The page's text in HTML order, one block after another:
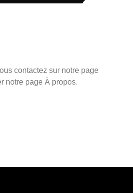
contactez sur notre page
notre page À propos.